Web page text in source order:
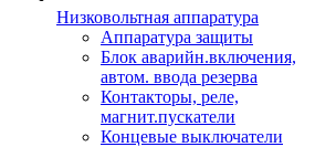
Низковольтная аппаратура
Аппаратура защиты
Блок аварийн.включения,
автом. ввода резерва
Контакторы, реле,
магнит.пускатели
Концевые выключатели